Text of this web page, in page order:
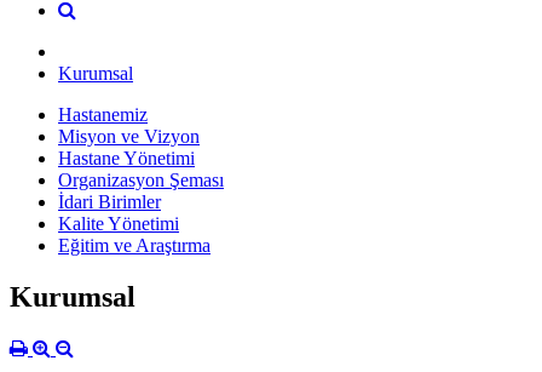
Kurumsal
Hastanemiz
Misyon ve Vizyon
Hastane Yönetimi
Organizasyon Şeması
İdari Birimler
Kalite Yönetimi
Eğitim ve Araştırma
Kurumsal